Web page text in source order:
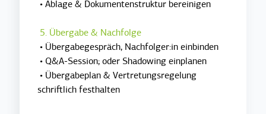
• Ablage & Dokumentenstruktur bereinigen
5. Übergabe & Nachfolge
• Übergabegespräch, Nachfolger:in einbinden
• Q&A-Session; oder Shadowing einplanen
• Übergabeplan & Vertretungsregelung
schriftlich festhalten